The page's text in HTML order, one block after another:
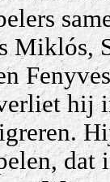
Miklós,
hij
dat